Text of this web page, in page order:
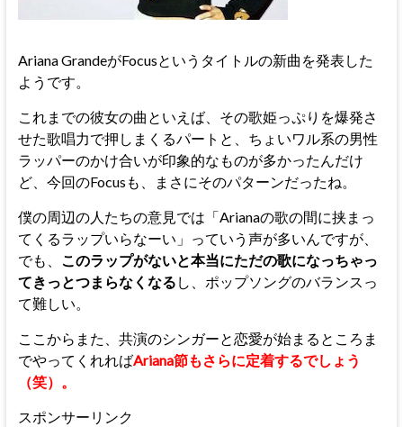
Ariana GrandeがFocusというタイトルの新曲を発表した
ようです。
これまでの彼女の曲といえば、その歌姫っぷりを爆発さ
せた歌唱力で押しまくるパートと、ちょいワル系の男性
ラッパーのかけ合いが印象的なものが多かったんだけ
ど、今回のFocusも、まさにそのパターンだったね。
僕の周辺の人たちの意見では「Arianaの歌の間に挟まっ
てくるラップいらなーい」っていう声が多いんですが、
でも、
このラップがないと本当にただの歌になっちゃっ
てきっとつまらなくなる し、ポップソングのバランスっ
て難しい。
ここからまた、共演のシンガーと恋愛が始まるところま
でやってくれればAriana節もさらに定着するでしょう
（笑）。
スポンサーリンク